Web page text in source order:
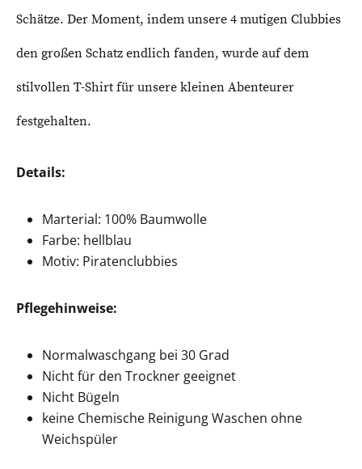
Schätze. Der Moment, indem unsere 4 mutigen Clubbies
den großen Schatz endlich fanden, wurde auf dem
stilvollen T-Shirt für unsere kleinen Abenteurer
festgehalten.
Details:
Marterial: 100% Baumwolle
Farbe: hellblau
Motiv: Piratenclubbies
Pflegehinweise:
Normalwaschgang bei 30 Grad
Nicht für den Trockner geeignet
Nicht Bügeln
keine Chemische Reinigung Waschen ohne
Weichspüler